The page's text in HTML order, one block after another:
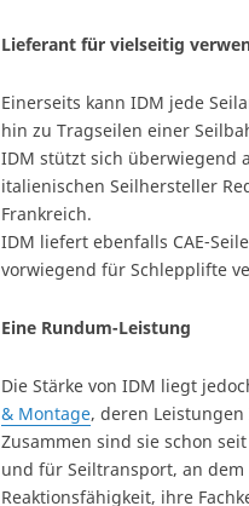
Lieferant für vielseitig
Einerseits kann IDM jede
hin zu Tragseilen einer
IDM stützt sich überwiegend
italienischen Seilhersteller
Frankreich.
IDM liefert ebenfalls CAE-
vorwiegend für Schlepplifte
Eine Rundum-Leistung
Die Stärke von IDM liegt
& Montage, deren
Zusammen sind sie schon
und für Seiltransport, an
Reaktionsfähigkeit, ihre